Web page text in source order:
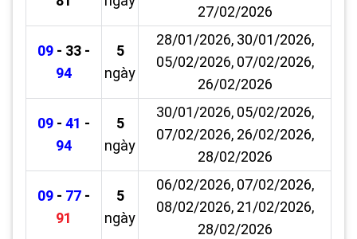
27/02/2026
09 - 33 -
94
5
ngày
28/01/2026, 30/01/2026,
05/02/2026, 07/02/2026,
26/02/2026
09 - 41 -
94
5
ngày
30/01/2026, 05/02/2026,
07/02/2026, 26/02/2026,
28/02/2026
09 - 77 -
91
5
ngày
06/02/2026, 07/02/2026,
08/02/2026, 21/02/2026,
28/02/2026